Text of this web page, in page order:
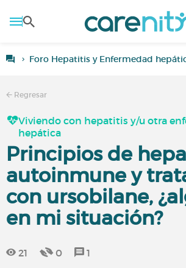
Foro Hepatitis y Enfermedad
Regresar
Viviendo con hepatitis y/u otra
hepática
Principios de
autoinmune y
con ursobilane,
en mi situación?
21 0 1